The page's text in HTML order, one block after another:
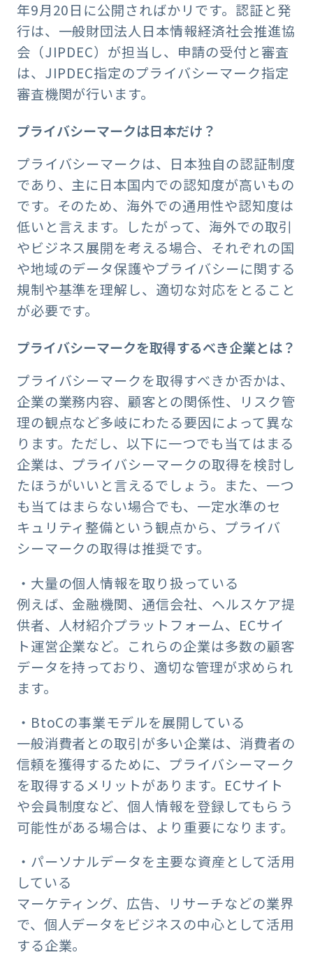
年9月20日に公開さればかリです。認証と発
行は、一般財団法人日本情報経済社会推進協
会（JIPDEC）が担当し、申請の受付と審査
は、JIPDEC指定のプライバシーマーク指定
審査機関が行います。
プライバシーマークは日本だけ？
プライバシーマークは、日本独自の認証制度
であり、主に日本国内での認知度が高いもの
です。そのため、海外での通用性や認知度は
低いと言えます。したがって、海外での取引
やビジネス展開を考える場合、それぞれの国
や地域のデータ保護やプライバシーに関する
規制や基準を理解し、適切な対応をとること
が必要です。
プライバシーマークを取得するべき企業とは？
プライバシーマークを取得すべきか否かは、
企業の業務内容、顧客との関係性、リスク管
理の観点など多岐にわたる要因によって異な
ります。ただし、以下に一つでも当てはまる
企業は、プライバシーマークの取得を検討し
たほうがいいと言えるでしょう。また、一つ
も当てはまらない場合でも、一定水準のセ
キュリティ整備という観点から、プライバ
シーマークの取得は推奨です。
・大量の個人情報を取り扱っている
例えば、金融機関、通信会社、ヘルスケア提
供者、人材紹介プラットフォーム、ECサイ
ト運営企業など。これらの企業は多数の顧客
データを持っており、適切な管理が求められ
ます。
・BtoCの事業モデルを展開している
一般消費者との取引が多い企業は、消費者の
信頼を獲得するために、プライバシーマーク
を取得するメリットがあります。ECサイト
や会員制度など、個人情報を登録してもらう
可能性がある場合は、より重要になります。
・パーソナルデータを主要な資産として活用
している
マーケティング、広告、リサーチなどの業界
で、個人データをビジネスの中心として活用
する企業。